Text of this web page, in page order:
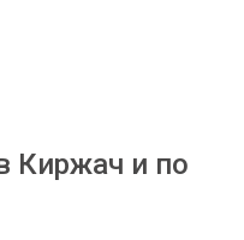
Киржач и по